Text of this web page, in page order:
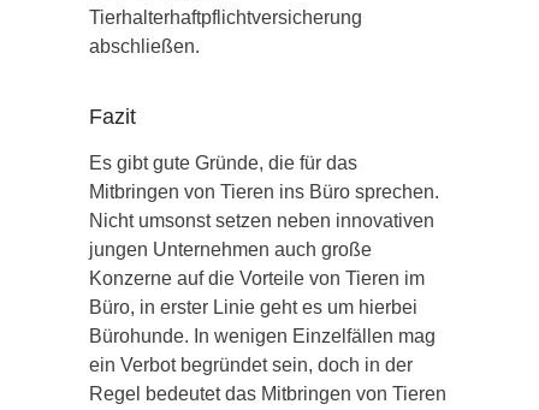
Tierhalterhaftpflichtversicherung
abschließen.
Fazit
Es gibt gute Gründe, die für das
Mitbringen von Tieren ins Büro sprechen.
Nicht umsonst setzen neben innovativen
jungen Unternehmen auch große
Konzerne auf die Vorteile von Tieren im
Büro, in erster Linie geht es um hierbei
Bürohunde. In wenigen Einzelfällen mag
ein Verbot begründet sein, doch in der
Regel bedeutet das Mitbringen von Tieren